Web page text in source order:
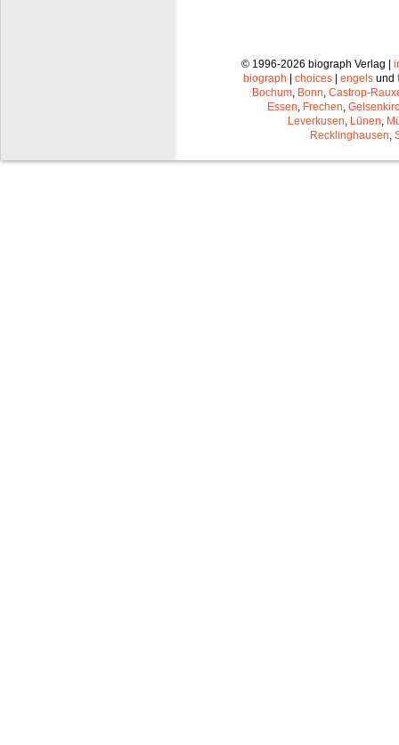
© 1996-2026 biograph Verlag |
biograph
choices engels und
Bochum, Bonn, Castrop-
Essen, Frechen,
Leverkusen, Lünen,
Recklinghausen,